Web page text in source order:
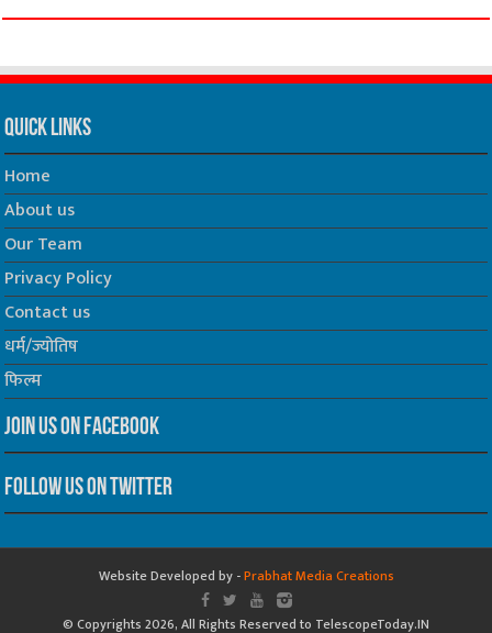
Quick Links
Home
About us
Our Team
Privacy Policy
Contact us
धर्म/ज्योतिष
फिल्म
Join us on Facebook
Follow us on Twitter
Website Developed by -Prabhat Media Creations
© Copyrights 2026, All Rights Reserved to TelescopeToday.IN